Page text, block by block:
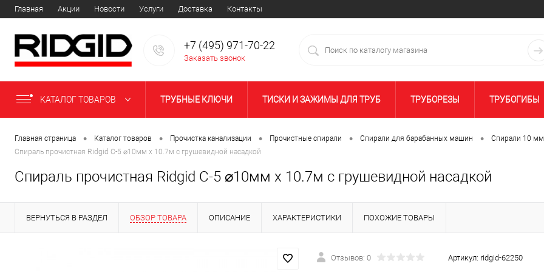
Главная Акции Новости Услуги Доставка Контакты
+7 (495) 971-70-22
Заказать звонок
КАТАЛОГ ТОВАРОВ ТРУБНЫЕ КЛЮЧИ ТИСКИ И ЗАЖИМЫ ДЛЯ ТРУБ ТРУБОРЕЗЫ ТРУБОГИБЫ
НАКАТКА ЖЕЛОБКОВ НА ТРУБАХ РАСШИРИТЕЛИ ТРУБ РУЧНЫЕ ОБЖАТИЕ
ОБСЛУЖИВАНИЕ СИСТЕМ ОТОПЛЕНИЯ ПРОЧИСТКА КАНАЛИЗАЦИИ
Главная страница • Каталог товаров • Прочистка канализации • Прочистные спирали • Спирали для барабанных машин • Спирали 10 мм
Спираль прочистная Ridgid C-5 ⌀10мм x 10.7м с грушевидной насадкой
Спираль прочистная Ridgid C-5 ⌀10мм x 10.7м с грушевидной насадкой
ВЕРНУТЬСЯ В РАЗДЕЛ ОБЗОР ТОВАРА ОПИСАНИЕ ХАРАКТЕРИСТИКИ ПОХОЖИЕ ТОВАРЫ
Отзывов: 0 Артикул: ridgid-62250